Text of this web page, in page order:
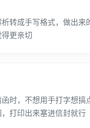
转成手写格式，做出来
更亲切
时，不想用手打字想搞
打印出来塞进信封就行